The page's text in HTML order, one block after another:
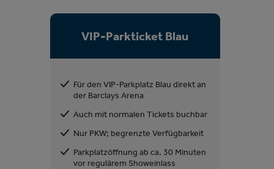
VIP-Parkticket Blau
Für den VIP-Parkplatz Blau direkt an
der Barclays Arena
Auch mit normalen Tickets buchbar
Nur PKW; begrenzte Verfügbarkeit
Parkplatzöffnung ab ca. 30 Minuten
vor regulärem Showeinlass